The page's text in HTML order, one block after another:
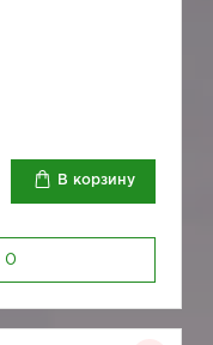
В корзину
0